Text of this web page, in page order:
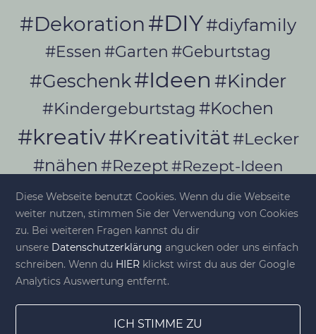
#Dekoration #DIY#diyfamily
#Essen #Garten #Geburtstag
#Geschenk#Ideen #Kinder
#Kindergeburtstag #Kochen
#kreativ#Kreativität#Lecker
#nähen #Rezept#Rezept-Ideen
#Rezepte#selber_bauen
#selber_machen
#Selbermachen#selber_nähen
#Selfmade#Sommer
#Upcycling#Werkeln
Diese Webseite benutzt Cookies. Wenn du die Webseite
weiter nutzen, stimmen Sie der Verwendung von Cookies
zu. Bei weiteren Fragen kannst du dir
unsere Datenschutzerklärung angucken oder uns einfach
schreiben. Wenn du HIER klickst wirst du aus der Google
Analytics Auswertung entfernt.
ICH STIMME ZU